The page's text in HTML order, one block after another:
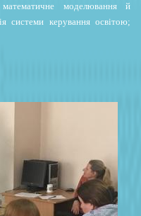
математичне моделювання й
системи керування освітою;